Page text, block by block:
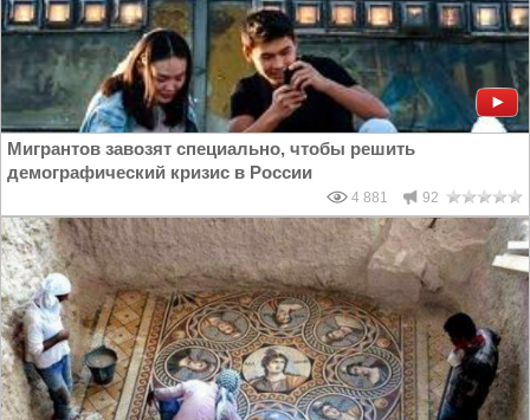
Мигрантов завозят специально, чтобы решить
демографический кризис в России
4 881 92